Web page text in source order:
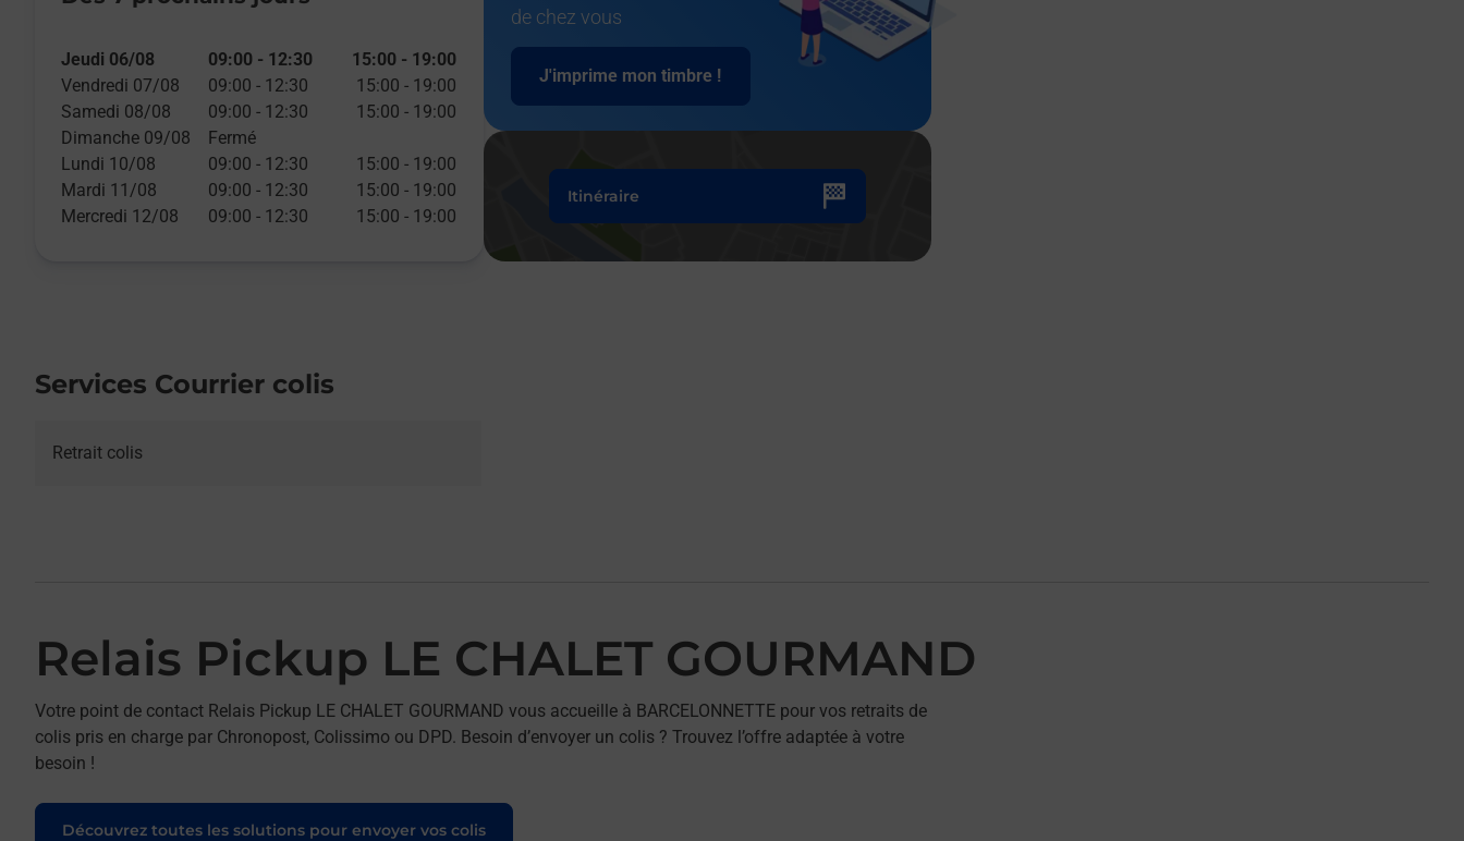
Jeudi 06/08 09:00 - 12:30 15:00 - 19:00
Vendredi 07/08
09:00 - 12:30 15:00 - 19:00
Samedi 08/08
09:00 - 12:30 15:00 - 19:00
Dimanche 09/08
Fermé
Lundi 10/08
09:00 - 12:30 15:00 - 19:00
Mardi 11/08
09:00 - 12:30 15:00 - 19:00
Mercredi 12/08
09:00 - 12:30 15:00 - 19:00
de chez vous
J'imprime mon timbre !
Itinéraire
Services Courrier colis
Retrait colis
Relais Pickup LE CHALET GOURMAND
Votre point de contact Relais Pickup LE CHALET GOURMAND vous accueille à BARCELONNETTE pour vos retraits de
colis pris en charge par Chronopost, Colissimo ou DPD. Besoin d’envoyer un colis ? Trouvez l’offre adaptée à votre
besoin !
Découvrez toutes les solutions pour envoyer vos colis